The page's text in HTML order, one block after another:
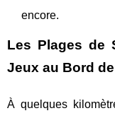
encore.
Les Plages de
Jeux au Bord
À quelques